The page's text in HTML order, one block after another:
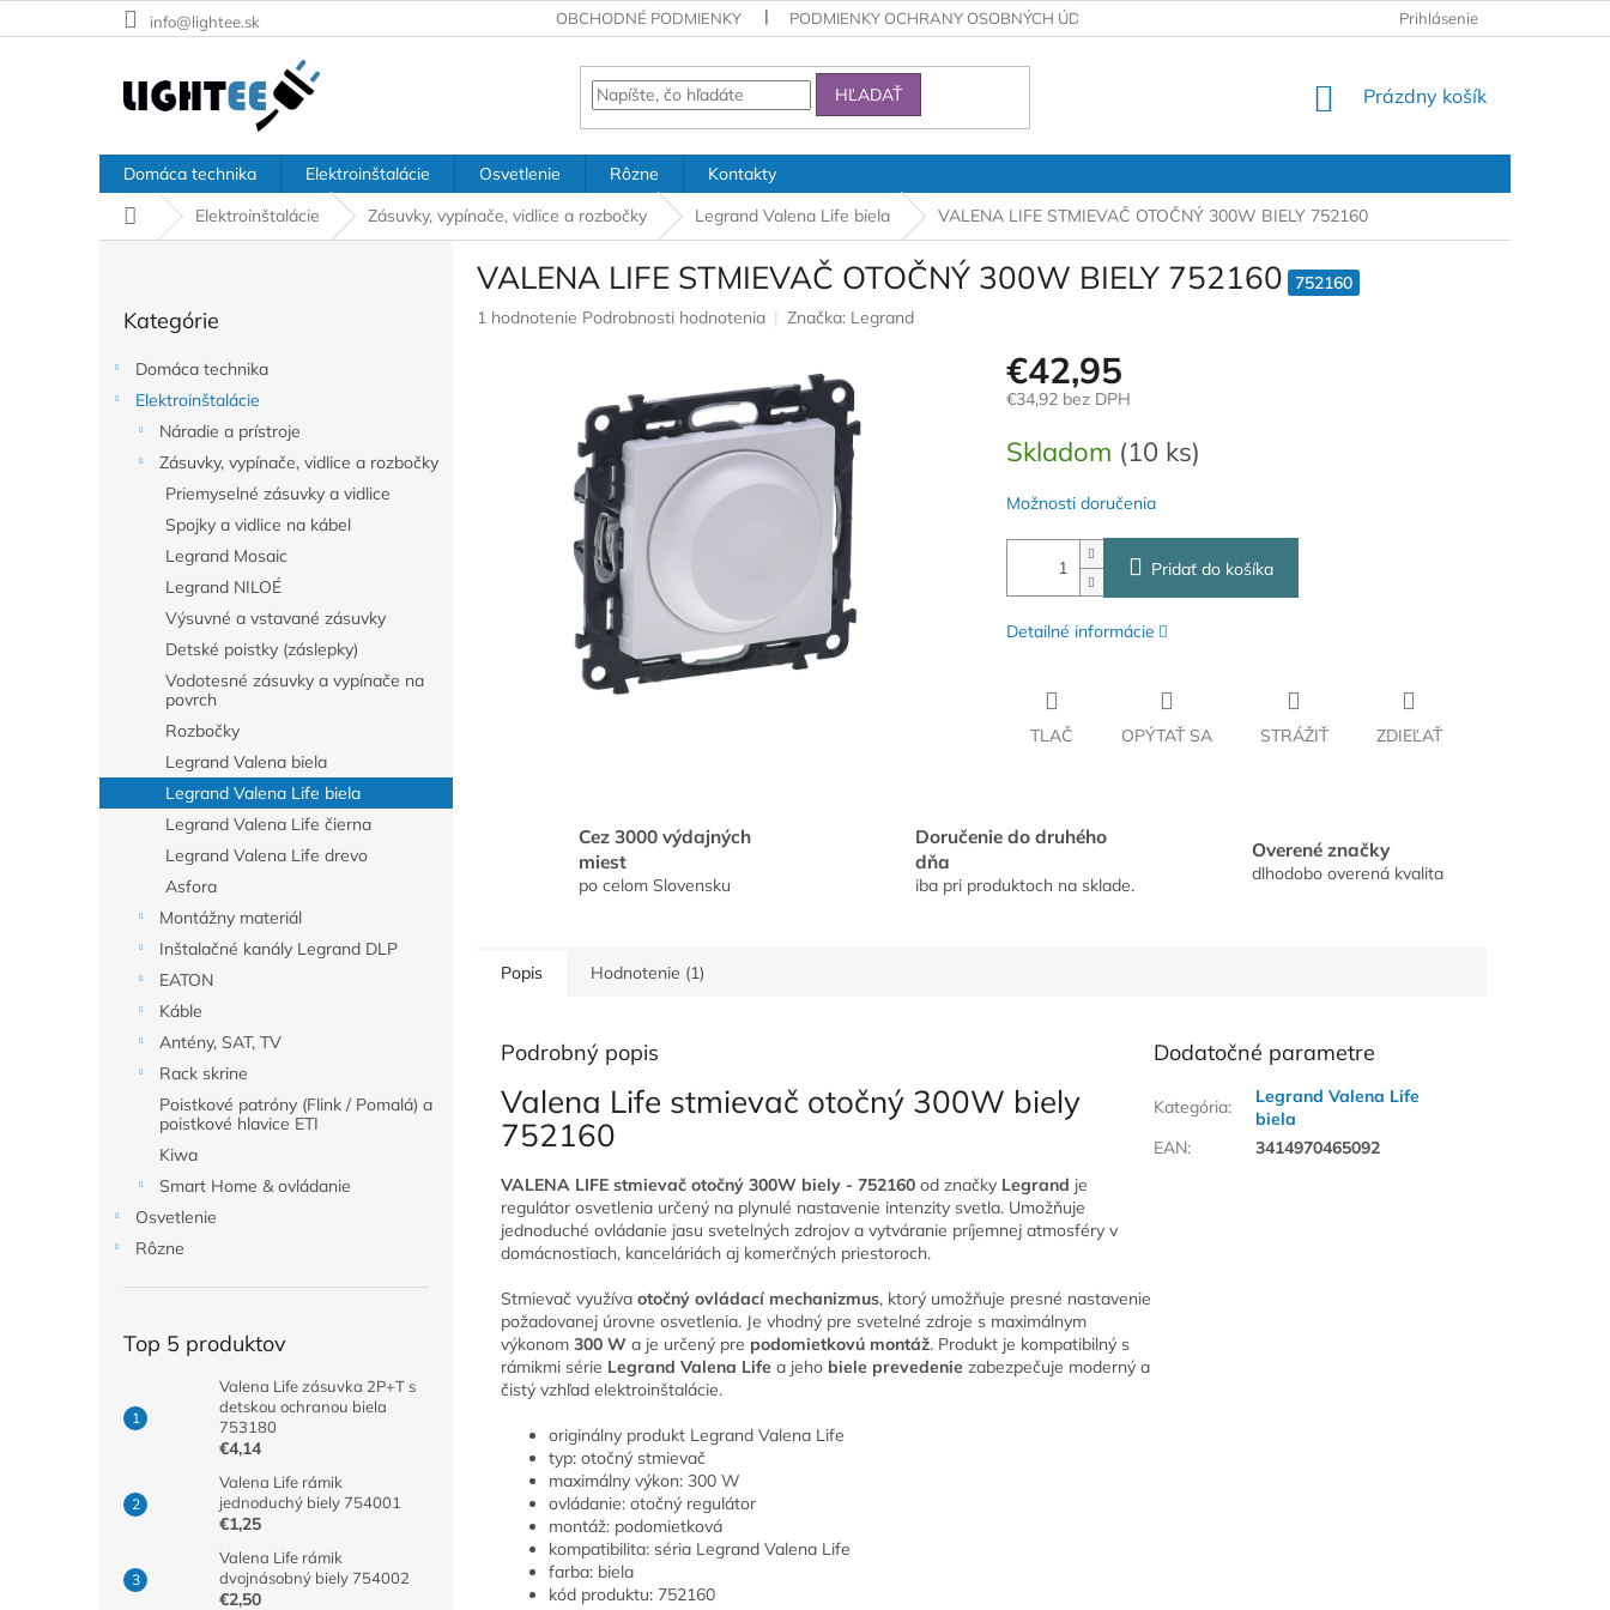
na
info@lightee.sk OBCHODNÉ PODMIENKY PODMIENKY OCHRANY OSOBNÝCH ÚDAJOV Prihlásenie
HĽADAŤ
NÁKUPNÝ
Prázdny košík
Domáca technika Elektroinštalácie Osvetlenie Rôzne
Kontakty
DomovElektroinštalácie Zásuvky, vypínače, vidlice a rozbočky Legrand Valena Life biela VALENA LIFE STMIEVAČ OTOČNÝ 300W BIELY 752160
kategórie
Kategórie
Domáca technika
Elektroinštalácie
Náradie a prístroje
Zásuvky, vypínače, vidlice a rozbočky
Priemyselné zásuvky a vidlice
Spojky a vidlice na kábel
Legrand Mosaic
Legrand NILOÉ
Výsuvné a vstavané zásuvky
Detské poistky (záslepky)
Vodotesné zásuvky a vypínače na
povrch
Rozbočky
Legrand Valena biela
Legrand Valena Life biela
Legrand Valena Life čierna
Legrand Valena Life drevo
Asfora
Montážny materiál
Inštalačné kanály Legrand DLP
EATON
Káble
Antény, SAT, TV
Rack skrine
Poistkové patróny (Flink / Pomalá) a
poistkové hlavice ETI
Kiwa
Smart Home & ovládanie
Osvetlenie
Rôzne
Top 5 produktov
Valena Life zásuvka 2P+T s
detskou ochranou biela
753180
€4,14
Valena Life rámik
jednoduchý biely 754001
€1,25
Valena Life rámik
dvojnásobný biely 754002
€2,50
VALENA LIFE STMIEVAČ OTOČNÝ 300W BIELY 752160
752160
Priemerné
1 hodnotenie Podrobnosti hodnotenia Značka: Legrand
€42,95
€34,92 bez DPH
cena:
Skladom (10 ks)
Možnosti doručenia
Pridať do košíka
Detailné informácie
TLAČ OPÝTAŤ SA STRÁŽIŤ ZDIEĽAŤ
Cez 3000 výdajných
miest
po celom Slovensku
Doručenie do druhého
dňa
iba pri produktoch na sklade.
Overené značky
dlhodobo overená kvalita
Popis Hodnotenie (1)
Podrobný popis
Valena Life stmievač otočný 300W biely
752160
VALENA LIFE stmievač otočný 300W biely - 752160 od značky Legrand je
regulátor osvetlenia určený na plynulé nastavenie intenzity svetla. Umožňuje
jednoduché ovládanie jasu svetelných zdrojov a vytváranie príjemnej atmosféry v
domácnostiach, kanceláriách aj komerčných priestoroch.
Stmievač využíva otočný ovládací mechanizmus, ktorý umožňuje presné nastavenie
požadovanej úrovne osvetlenia. Je vhodný pre svetelné zdroje s maximálnym
výkonom 300 W a je určený pre podomietkovú montáž. Produkt je kompatibilný s
rámikmi série Legrand Valena Life a jeho biele prevedenie zabezpečuje moderný a
čistý vzhľad elektroinštalácie.
originálny produkt Legrand Valena Life
typ: otočný stmievač
maximálny výkon: 300 W
ovládanie: otočný regulátor
montáž: podomietková
kompatibilita: séria Legrand Valena Life
farba: biela
kód produktu: 752160
Dodatočné parametre
Kategória:
Legrand Valena Life
biela
EAN: 3414970465092